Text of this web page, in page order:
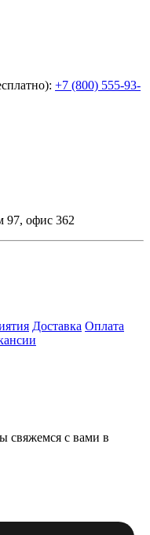
+7 (800) 555-93-
97, офис 362
Доставка Оплата
свяжемся с вами в